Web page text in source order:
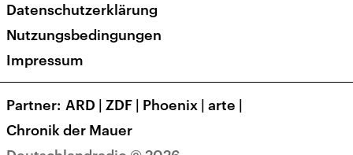
Presse
Karriere
Transparenz
Datenschutzerklärung
Nutzungsbedingungen
Impressum
Partner ARD | ZDF | Phoenix | arte |
Chronik der Mauer